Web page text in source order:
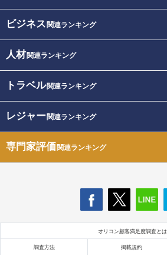
ビジネス 関連ランキング
人材関連ランキング
トラベル関連ランキング
レジャー関連ランキング
専門家評価関連ランキング
オリコン顧客満足度調査とは
調査方法 掲載規約